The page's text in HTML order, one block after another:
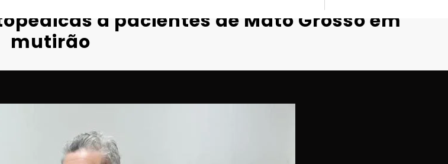
a pacientes de Mato Grosso em
mutirão